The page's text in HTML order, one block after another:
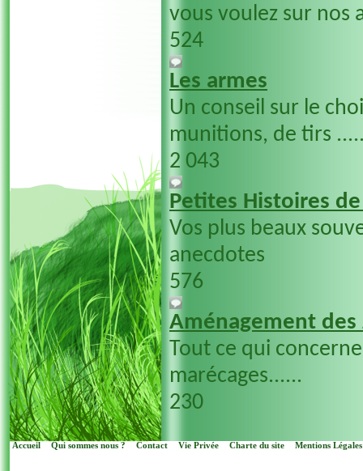
vous voulez sur nos
524
Les armes
Un conseil sur le
munitions, de tirs
2 043
Petites Histoires
Vos plus beaux
anecdotes
576
Aménagement des
Tout ce qui
marécages......
230
Accueil Qui sommes nous ? Contact Vie Privée Charte du site Mentions Légales